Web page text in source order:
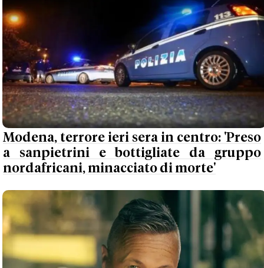
Modena, terrore ieri sera in centro: 'Preso
a sanpietrini e bottigliate da gruppo
nordafricani, minacciato di morte'